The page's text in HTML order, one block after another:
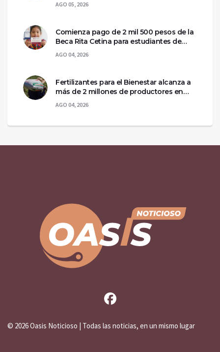
AGO 05, 2026
Comienza pago de 2 mil 500 pesos de la
Beca Rita Cetina para estudiantes de
primaria
AGO 04, 2026
Fertilizantes para el Bienestar alcanza a
más de 2 millones de productores en
México
AGO 04, 2026
© 2026 Oasis Noticioso | Todas las noticias, en un mismo lugar